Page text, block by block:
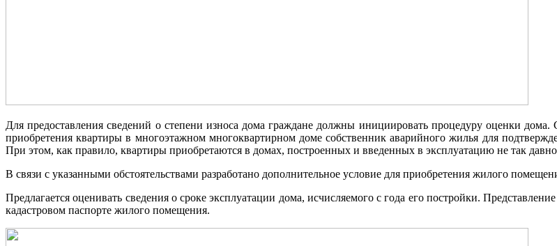
Для предоставления сведений о степени износа дома граждане должны инициировать процедуру оценки дома.
приобретения квартиры в многоэтажном многоквартирном доме собственник аварийного жилья для
При этом, как правило, квартиры приобретаются в домах, построенных и введенных в эксплуатацию не так
В связи с указанными обстоятельствами разработано дополнительное условие для приобретения жилого
Предлагается оценивать сведения о сроке эксплуатации дома, исчисляемого с года его постройки.
кадастровом паспорте жилого помещения.